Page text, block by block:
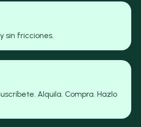
sin fricciones.
Alquila. Compra. Hazlo